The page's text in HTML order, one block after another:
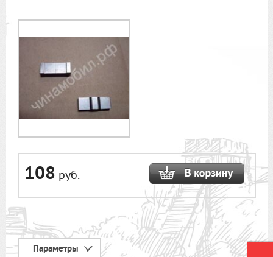
108 руб.
Параметры